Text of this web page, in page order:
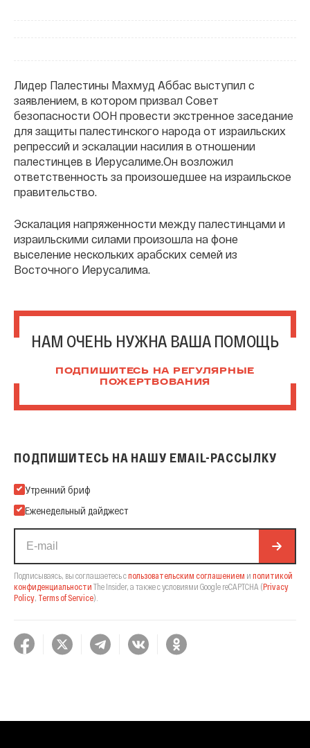
Лидер Палестины Махмуд Аббас выступил с
заявлением, в котором призвал Совет
безопасности ООН провести экстренное заседание
для защиты палестинского народа от израильских
репрессий и эскалации насилия в отношении
палестинцев в Иерусалиме.Он возложил
ответственность за произошедшее на израильское
правительство.
Эскалация напряженности между палестинцами и
израильскими силами произошла на фоне
выселение нескольких арабских семей из
Восточного Иерусалима.
НАМ ОЧЕНЬ НУЖНА ВАША ПОМОЩЬ
ПОДПИШИТЕСЬ НА РЕГУЛЯРНЫЕ
ПОЖЕРТВОВАНИЯ
ПОДПИШИТЕСЬ НА НАШУ EMAIL-РАССЫЛКУ
Подпишитесь на нашу Email-рассылку
Утренний бриф
Еженедельный дайджест
Подписываясь, вы соглашаетесь спользовательским соглашением и политикой
конфиденциальности The Insider, а также с условиями Google reCAPTCHA (Privacy
Policy Terms of Service).